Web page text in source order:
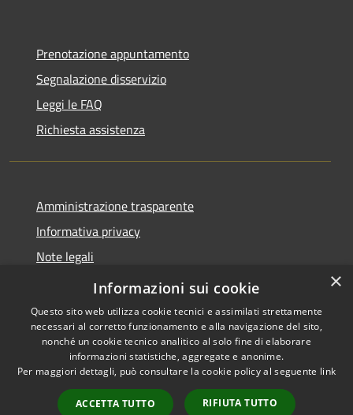
Prenotazione appuntamento
Segnalazione disservizio
Leggi le FAQ
Richiesta assistenza
Amministrazione trasparente
Informativa privacy
Note legali
Dichiarazione di accessibilità
Accessibilità
Copyright © 2026 • Comune di
Tusa • Powered by
Municipium•
Accesso
×
Informazioni sui cookie
Questo sito web utilizza cookie tecnici e assimilati strettamente
necessari al corretto funzionamento e alla navigazione del sito,
nonché un cookie tecnico analitico al solo fine di elaborare
informazioni statistiche, aggregate e anonime.
Per maggiori dettagli, può consultare la cookie policy al seguente link
ACCETTA TUTTO RIFIUTA TUTTO